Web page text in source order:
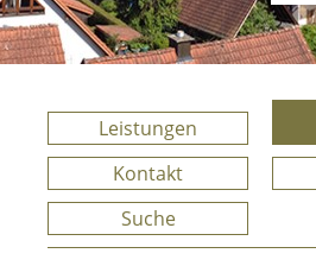
Leistungen
Kontakt
Suche